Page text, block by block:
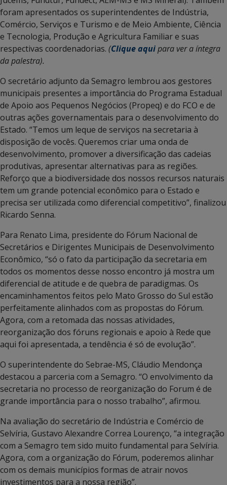
foram apresentados os superintendentes de Indústria,
Comércio, Serviços e Turismo e de Meio Ambiente, Ciência
e Tecnologia, Produção e Agricultura Familiar e suas
respectivas coordenadorias. (Clique aquipara ver a íntegra
da palestra).
O secretário adjunto da Semagro lembrou aos gestores
municipais presentes a importância do Programa Estadual
de Apoio aos Pequenos Negócios (Propeq) e do FCO e de
outras ações governamentais para o desenvolvimento do
Estado. “Temos um leque de serviços na secretaria à
disposição de vocês. Queremos criar uma onda de
desenvolvimento, promover a diversificação das cadeias
produtivas, apresentar alternativas para as regiões.
Reforço que a biodiversidade dos nossos recursos naturais
tem um grande potencial econômico para o Estado e
precisa ser utilizada como diferencial competitivo”, finalizou
Ricardo Senna.
Para Renato Lima, presidente do Fórum Nacional de
Secretários e Dirigentes Municipais de Desenvolvimento
Econômico, “só o fato da participação da secretaria em
todos os momentos desse nosso encontro já mostra um
diferencial de atitude e de quebra de paradigmas. Os
encaminhamentos feitos pelo Mato Grosso do Sul estão
perfeitamente alinhados com as propostas do Fórum.
Agora, com a retomada das nossas atividades,
reorganização dos fóruns regionais e apoio à Rede que
aqui foi apresentada, a tendência é só de evolução”.
O superintendente do Sebrae-MS, Cláudio Mendonça
destacou a parceria com a Semagro. “O envolvimento da
secretaria no processo de reorganização do Forum é de
grande importância para o nosso trabalho”, afirmou.
Na avaliação do secretário de Indústria e Comércio de
Selvíria, Gustavo Alexandre Correa Lourenço, “a integração
com a Semagro tem sido muito fundamental para Selvíria.
Agora, com a organização do Fórum, poderemos alinhar
com os demais municípios formas de atrair novos
investimentos para a nossa região”.